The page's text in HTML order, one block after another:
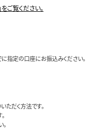
ご覧ください。
指定の口座にお振込みください。
だく方法です。